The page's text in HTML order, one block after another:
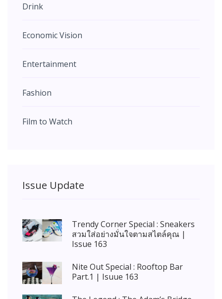
Drink
Economic Vision
Entertainment
Fashion
Film to Watch
Issue Update
Trendy Corner Special : Sneakers
สวมใส่อย่างมั่นใจตามสไตล์คุณ |
Issue 163
Nite Out Special : Rooftop Bar
Part.1 | Isuue 163